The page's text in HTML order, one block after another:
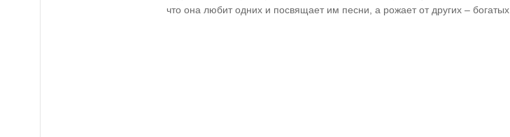
что она любит одних и посвящает им песни, а рожает от других – богатых.